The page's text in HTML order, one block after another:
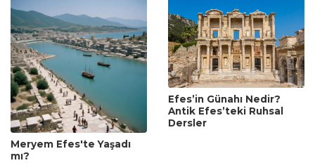
Meryem Efes'te Yaşadı
mı?
Efes’in Günahı Nedir?
Antik Efes’teki Ruhsal
Dersler